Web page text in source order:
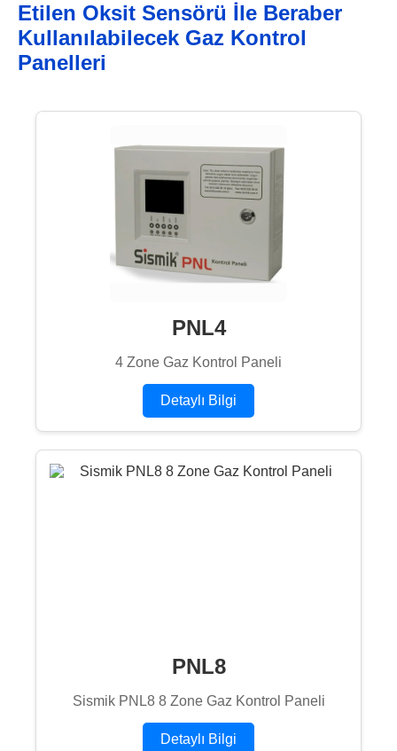
Etilen Oksit Sensörü İle Beraber
Kullanılabilecek Gaz Kontrol
Panelleri
PNL4
4 Zone Gaz Kontrol Paneli
Detaylı Bilgi
PNL8
Sismik PNL8 8 Zone Gaz Kontrol Paneli
Detaylı Bilgi